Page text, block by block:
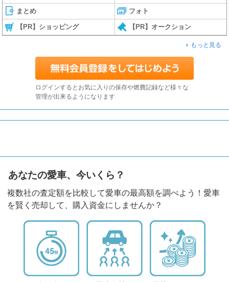
まとめ フォト
【PR】ショッピング 【PR】オークション
もっと見る
ログインするとお気に入りの保存や燃費記録など様々な
管理が出来るようになります
あなたの愛車、今いくら？
複数社の査定額を比較して愛車の最高額を調べよう！愛車
を賢く売却して、購入資金にしませんか？